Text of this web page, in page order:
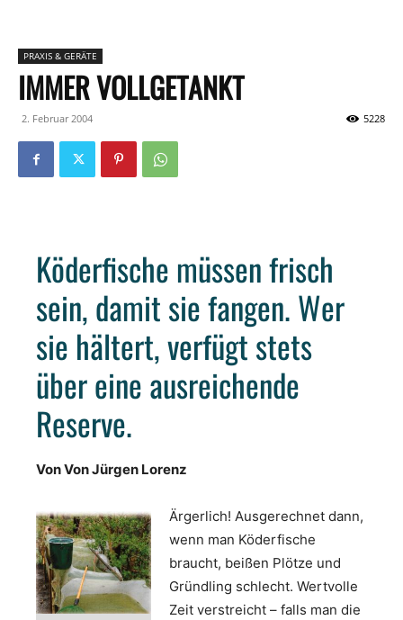
PRAXIS & GERÄTE
IMMER VOLLGETANKT
2. Februar 2004 5228
Köderfische müssen frisch
sein, damit sie fangen. Wer
sie hältert, verfügt stets
über eine ausreichende
Reserve.
Von Von Jürgen Lorenz
Ärgerlich! Ausgerechnet dann,
wenn man Köderfische
braucht, beißen Plötze und
Gründling schlecht. Wertvolle
Zeit verstreicht – falls man die